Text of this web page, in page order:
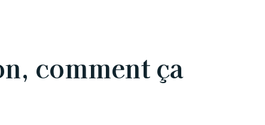
comment ça